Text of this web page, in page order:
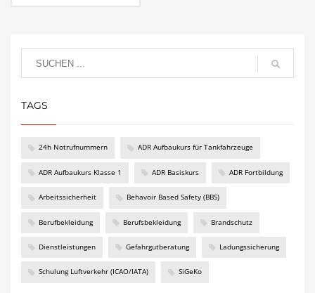
mi vitae est. Mauris
placerat eleifend leo.
TAGS
24h Notrufnummern ADR Aufbaukurs für Tankfahrzeuge
ADR Aufbaukurs Klasse 1 ADR Basiskurs ADR Fortbildung
Arbeitssicherheit Behavoir Based Safety (BBS)
Berufbekleidung Berufsbekleidung Brandschutz
Dienstleistungen Gefahrgutberatung Ladungssicherung
Schulung Luftverkehr (ICAO/IATA) SiGeKo